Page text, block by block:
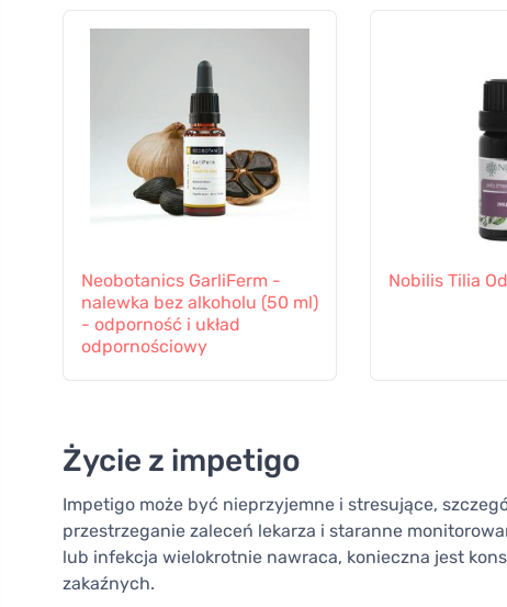
Neobotanics GarliFerm -
nalewka bez alkoholu (50 ml)
- odporność i układ
odpornościowy
Nobilis Tilia
Życie z impetigo
Impetigo może być nieprzyjemne i stresujące,
przestrzeganie zaleceń lekarza i staranne
lub infekcja wielokrotnie nawraca, konieczna jest
zakaźnych.